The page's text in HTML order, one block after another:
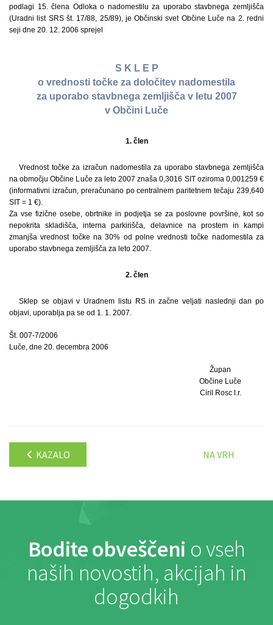
podlagi 15. člena Odloka o nadomestilu za uporabo stavbnega zemljišča
(Uradni list SRS št. 17/88, 25/89), je Občinski svet Občine Luče na 2. redni
seji dne 20. 12. 2006 sprejel
S K L E P
o vrednosti točke za določitev nadomestila
za uporabo stavbnega zemljišča v letu 2007
v Občini Luče
1. člen
Vrednost točke za izračun nadomestila za uporabo stavbnega zemljišča
na območju Občine Luče za leto 2007 znaša 0,3016 SIT oziroma 0,001259 €
(informativni izračun, preračunano po centralnem paritetnem tečaju 239,640
SIT = 1 €).
Za vse fizične osebe, obrtnike in podjetja se za poslovne površine, kot so
nepokrita skladišča, interna parkirišča, delavnice na prostem in kampi
zmanjša vrednost točke na 30% od polne vrednosti točke nadomestila za
uporabo stavbnega zemljišča za leto 2007.
2. člen
Sklep se objavi v Uradnem listu RS in začne veljati naslednji dan po
objavi, uporablja pa se od 1. 1. 2007.
Št. 007-7/2006
Luče, dne 20. decembra 2006
Župan
Občine Luče
Ciril Rosc l.r.
KAZALO NA VRH
Bodite obveščeni o vseh
naših novostih, akcijah in
dogodkih